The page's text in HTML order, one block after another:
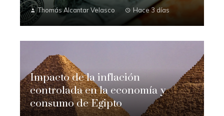
Thomás Alcantar Velasco Hace 3 días
Impacto de la inflación
controlada en la economía y
consumo de Egipto